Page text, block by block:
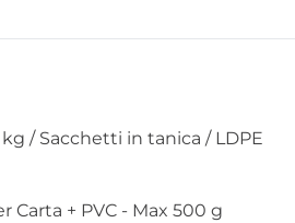
/ Sacchetti in tanica / LDPE
Carta + PVC - Max 500 g